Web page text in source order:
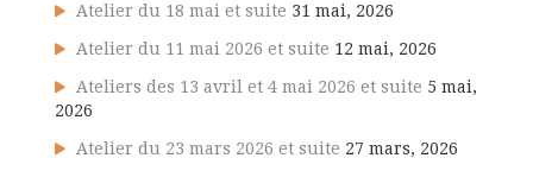
Atelier du 18 mai et suite 31 mai, 2026
Atelier du 11 mai 2026 et suite 12 mai, 2026
Ateliers des 13 avril et 4 mai 2026 et suite 5 mai,
2026
Atelier du 23 mars 2026 et suite 27 mars, 2026